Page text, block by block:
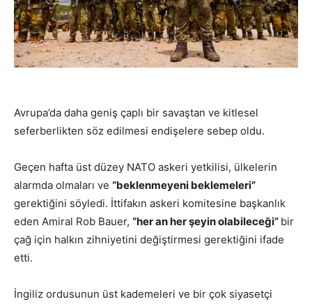
Avrupa’da daha geniş çaplı bir savaştan ve kitlesel
seferberlikten söz edilmesi endişelere sebep oldu.
Geçen hafta üst düzey NATO askeri yetkilisi, ülkelerin
alarmda olmaları ve “beklenmeyeni beklemeleri”
gerektiğini söyledi. İttifakın askeri komitesine başkanlık
eden Amiral Rob Bauer, “her an her şeyin olabileceği” bir
çağ için halkın zihniyetini değiştirmesi gerektiğini ifade
etti.
İngiliz ordusunun üst kademeleri ve bir çok siyasetçi